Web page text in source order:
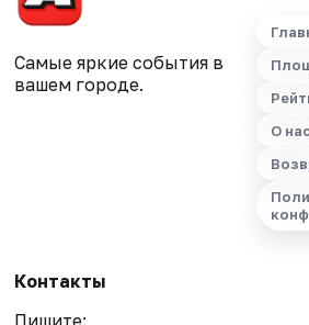
Самые яркие события в
вашем городе.
О
Контакты